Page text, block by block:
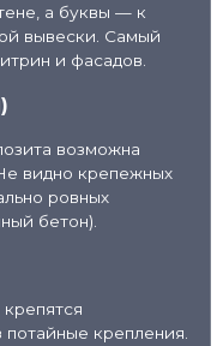
а буквы — к
вывески. Самый
и фасадов.
возможна
видно крепежных
ровных
бетон).
потайные крепления.